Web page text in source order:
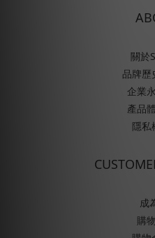
關於
品牌歷
企業
產品
隱私
成
購